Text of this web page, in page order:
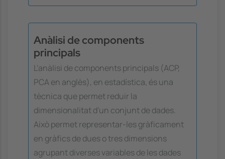
Anàlisi de components
principals
L'anàlisi de components principals (ACP,
PCA en anglès), en estadística, és una
tècnica que permet reduir la
dimensionalitat d'un conjunt de dades.
Això permet representar-les gràficament
en gràfics de dues o tres dimensions
agrupant diverses variables de les dades